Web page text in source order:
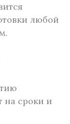
любой
на сроки и